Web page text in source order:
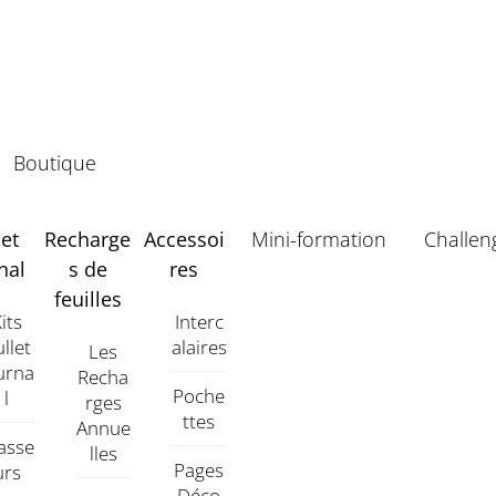
Boutique
L
Recharge
s de
feuilles
Les
Recha
Rges
Annue
Lles
Accessoi
res
Interc
Alaires
Poche
Ttes
Pages
Mini-formation